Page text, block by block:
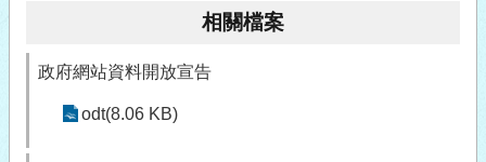
相關檔案
政府網站資料開放宣告
odt(8.06 KB)